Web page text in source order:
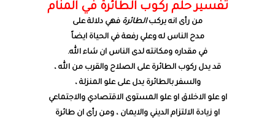
تفسير حلم ركوب الطائرة في المنام
من رأى انه يركبالطائرة فهي دلالة على
مدح الناس له وعلي رفعة في الحياة ايضاً
في مقداره ومكانته لدى الناس ان شاء الله.
قد يدل ركوب الطائرة على الصلاح والقرب من الله ،
والسفر بالطائرة يدل على علو المنزلة ،
او علو الاخلاق او علو المستوى الاقتصادي والاجتماعي
او زيادة الالتزام الديني والايمان ، ومن رأى ان طائرة